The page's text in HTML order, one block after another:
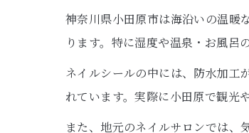
神奈川県小田原市は海沿いの温暖
ります。特に湿度や温泉・お風呂
ネイルシールの中には、防水加工
れています。実際に小田原で観光
また、地元のネイルサロンでは、